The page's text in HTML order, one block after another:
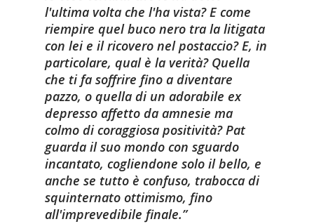
l'ultima volta che l'ha vista? E come
riempire quel buco nero tra la litigata
con lei e il ricovero nel postaccio? E, in
particolare, qual è la verità? Quella
che ti fa soffrire fino a diventare
pazzo, o quella di un adorabile ex
depresso affetto da amnesie ma
colmo di coraggiosa positività? Pat
guarda il suo mondo con sguardo
incantato, cogliendone solo il bello, e
anche se tutto è confuso, trabocca di
squinternato ottimismo, fino
all'imprevedibile finale.